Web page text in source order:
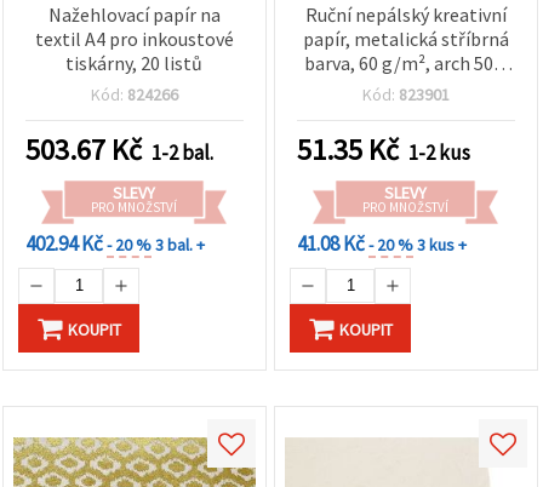
Nažehlovací papír na
textil A4 pro inkoustové
tiskárny, 20 listů
Kód: 824266
503.67 Kč 1-2 bal.
SLEVY
PRO MNOŽSTVÍ
402.94 Kč- 20 %3 bal. +
KOUPIT
Ruční nepálský kreativní
papír, metalická stříbrná
barva, 60 g/m², arch 50 ×
75 cm – ideální na
výrobu přání, decoupage,
dárkové balení
Kód: 823901
51.35 Kč 1-2 kus
SLEVY
PRO MNOŽSTVÍ
41.08 Kč- 20 %3 kus +
KOUPIT